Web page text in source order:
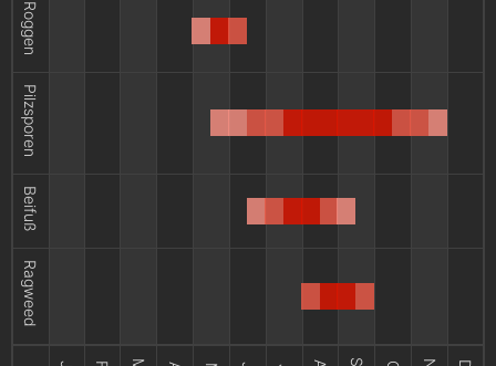
Roggen
Pilzsporen
Beifuß
Ragweed